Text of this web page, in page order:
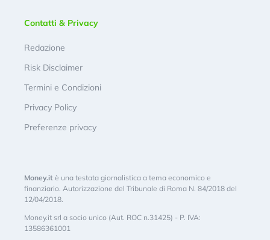
Contatti & Privacy
Redazione
Risk Disclaimer
Termini e Condizioni
Privacy Policy
Preferenze privacy
Money.it è una testata giornalistica a tema economico e
finanziario. Autorizzazione del Tribunale di Roma N. 84/2018 del
12/04/2018.
Money.it srl a socio unico (Aut. ROC n.31425) - P. IVA:
13586361001